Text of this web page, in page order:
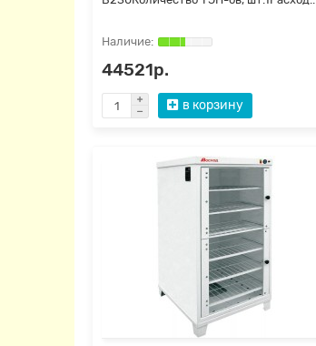
44521р.
в корзину